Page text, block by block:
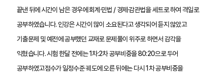
끝낸 뒤에 시간이 남은 경우에 회계·민법 / 경제·감관법을 세트로 하여 격일로
공부하였습니다. 인강은 시간이 많이 소요된다고 생각되어 듣지 않았고
기출문제 및 예전에 공부했던 교재로 문제풀이 위주로 하면서 감각을
익혔습니다. 시험 한달 전에는 1차:2차 공부비중을 80:20으로 두어
공부하였고점수가 일정수준 궤도에 오른 뒤에는 다시 1차 공부비중을